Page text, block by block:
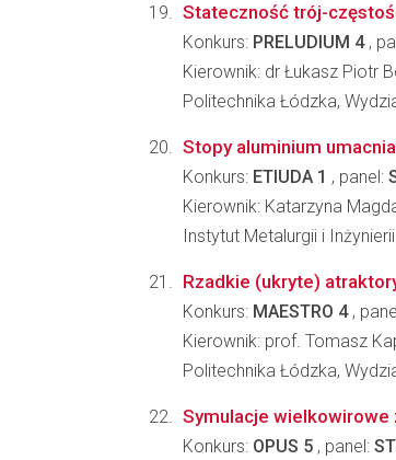
Stateczność trój-
Konkurs: PRELUDIUM 4,
Kierownik: dr Łukasz Piotr
Politechnika Łódzka,
Stopy aluminium
Konkurs: ETIUDA 1 , panel:
Kierownik: Katarzyna
Instytut Metalurgii i
Rzadkie (ukryte)
Konkurs: MAESTRO 4,
Kierownik: prof. Tomasz
Politechnika Łódzka,
Symulacje wielkowirowe
Konkurs: OPUS 5 , panel: